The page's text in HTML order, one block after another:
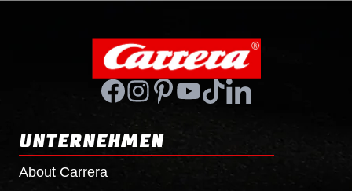
UNTERNEHMEN
About Carrera